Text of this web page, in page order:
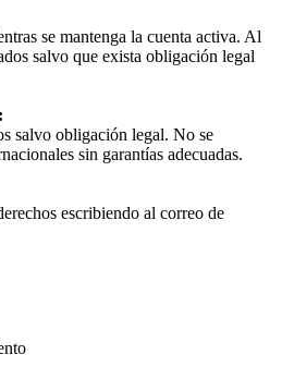
se mantenga la cuenta activa. Al
salvo que exista obligación legal
salvo obligación legal. No se
sin garantías adecuadas.
escribiendo al correo de